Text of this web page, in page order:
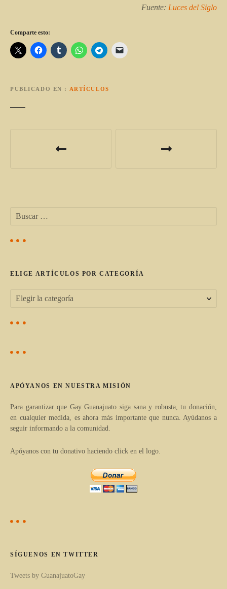
Fuente: Luces del Siglo
Comparte esto:
PUBLICADO EN ARTÍCULOS
g
a
ó
n
e
n
t
r
c
:ELIGE ARTÍCULOS POR CATEGORÍA
E
r
t
í
c
u
o
c
t
APÓYANOS EN NUESTRA MISIÓN
Para garantizar que Gay Guanajuato siga sana y robusta, tu donación,
en cualquier medida, es ahora más importante que nunca. Ayúdanos a
seguir informando a la comunidad.
Apóyanos con tu donativo haciendo click en el logo.
SÍGUENOS EN TWITTER
Tweets by GuanajuatoGay